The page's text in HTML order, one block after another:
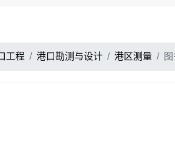
工程 港口勘测与设计 港区测量